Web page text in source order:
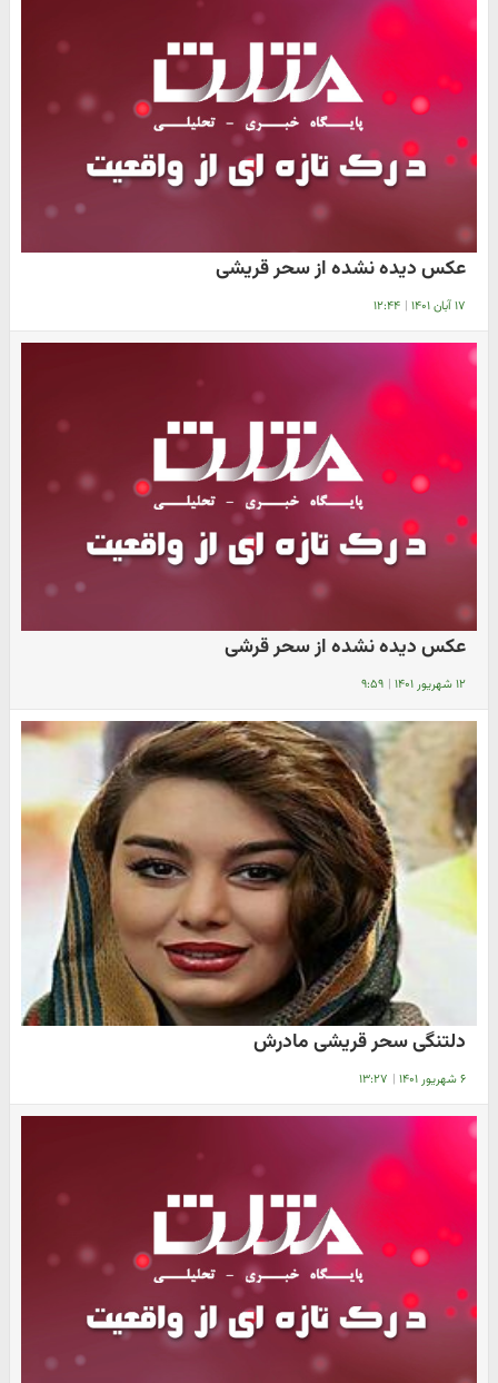
عکس دیده نشده از سحر قریشی
۱۷ آبان ۱۴۰۱ | ۱۲:۴۴
عکس دیده نشده از سحر قرشی
۱۲ شهریور ۱۴۰۱ | ۹:۵۹
دلتنگی سحر قریشی مادرش
۶ شهریور ۱۴۰۱ | ۱۳:۲۷